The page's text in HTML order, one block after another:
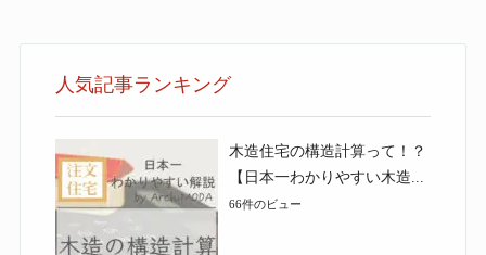
人気記事ランキング
木造住宅の構造計算って！？
【日本一わかりやすい木造...
66件のビュー